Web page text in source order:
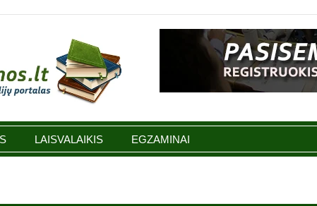
LAISVALAIKIS EGZAMINAI